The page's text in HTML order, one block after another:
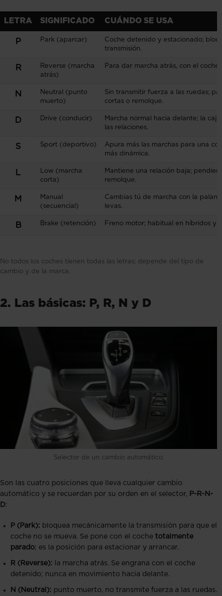
LETRA SIGNIFICADO CUÁNDO SE USA
P Park (aparcar)
Coche detenido y estacionado;
transmisión.
R
Reverse (marcha
atrás)
Para dar marcha atrás, con el coche
N
Neutral (punto
muerto)
Sin transmitir fuerza a las ruedas;
cortas o remolque.
D Drive (conducir)
Marcha normal hacia delante; la
las relaciones.
S Sport (deportivo)
Apura más las marchas para una
más dinámica.
L
Low (marcha
corta)
Mantiene una relación baja;
remolque.
M
Manual
(secuencial)
Cambias tú de marcha con la
levas.
B Brake (retención) Freno motor; habitual en híbridos y
No todos los coches tienen todas las letras; depende del tipo de
cambio y de la marca.
2. Las básicas: P, R, N y D
Selector de un cambio automático.
Son las cuatro posiciones que lleva cualquier cambio
automático y se recuerdan por su orden en el selector, P-R-N-
D:
P (Park): bloquea mecánicamente la transmisión para que el
coche no se mueva. Se pone con el coche totalmente
parado; es la posición para estacionar y arrancar.
R (Reverse): la marcha atrás. Se engrana con el coche
detenido; nunca en movimiento hacia delante.
N (Neutral): punto muerto, no transmite fuerza a las ruedas.